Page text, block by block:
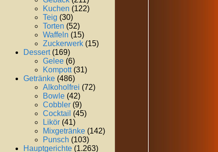
Kuchen (122)
Teig (30)
Torten (52)
Waffeln (15)
Zuckerwerk (15)
Dessert(169)
Gelee (6)
Kompott(31)
Getränke (486)
Alkoholfrei (72)
Bowle (42)
Cobbler (9)
Cocktail (45)
Likör (41)
Mixgetränke (142)
Punsch (103)
Hauptgerichte (1.263)